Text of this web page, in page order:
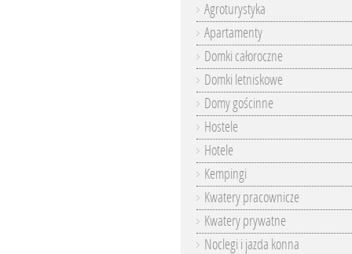
Agroturystyka
Apartamenty
Domki całoroczne
Domki letniskowe
Domy gościnne
Hostele
Hotele
Kempingi
Kwatery pracownicze
Kwatery prywatne
Noclegi i jazda konna